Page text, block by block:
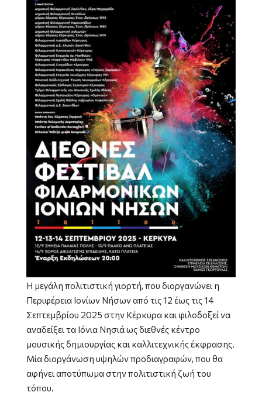
Η μεγάλη πολιτιστική γιορτή, που διοργανώνει η
Περιφέρεια Ιονίων Νήσων από τις 12 έως τις 14
Σεπτεμβρίου 2025 στην Κέρκυρα και φιλοδοξεί να
αναδείξει τα Ιόνια Νησιά ως διεθνές κέντρο
μουσικής δημιουργίας και καλλιτεχνικής έκφρασης.
Μία διοργάνωση υψηλών προδιαγραφών, που θα
αφήνει αποτύπωμα στην πολιτιστική ζωή του
τόπου.